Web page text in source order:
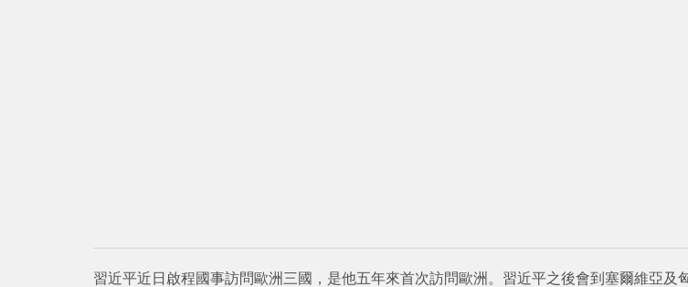
習近平近日啟程國事訪問歐洲三國，是他五年來首次訪問歐洲。習近平之後會到塞爾維亞及